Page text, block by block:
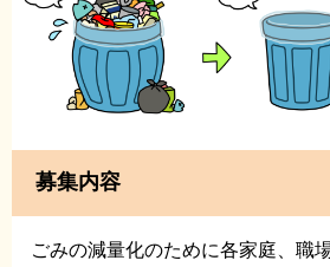
募集内容
ごみの減量化のために各家庭、職